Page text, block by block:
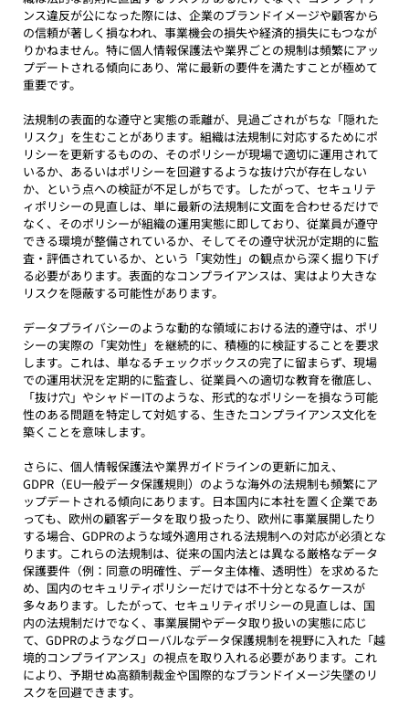
ンス違反が公になった際には、企業のブランドイメージや顧客から
の信頼が著しく損なわれ、事業機会の損失や経済的損失にもつなが
りかねません。特に個人情報保護法や業界ごとの規制は頻繁にアッ
プデートされる傾向にあり、常に最新の要件を満たすことが極めて
重要です。
法規制の表面的な遵守と実態の乖離が、見過ごされがちな「隠れた
リスク」を生むことがあります。組織は法規制に対応するためにポ
リシーを更新するものの、そのポリシーが現場で適切に運用されて
いるか、あるいはポリシーを回避するような抜け穴が存在しない
か、という点への検証が不足しがちです。したがって、セキュリテ
ィポリシーの見直しは、単に最新の法規制に文面を合わせるだけで
なく、そのポリシーが組織の運用実態に即しており、従業員が遵守
できる環境が整備されているか、そしてその遵守状況が定期的に監
査・評価されているか、という「実効性」の観点から深く掘り下げ
る必要があります。表面的なコンプライアンスは、実はより大きな
リスクを隠蔽する可能性があります。
データプライバシーのような動的な領域における法的遵守は、ポリ
シーの実際の「実効性」を継続的に、積極的に検証することを要求
します。これは、単なるチェックボックスの完了に留まらず、現場
での運用状況を定期的に監査し、従業員への適切な教育を徹底し、
「抜け穴」やシャドーITのような、形式的なポリシーを損なう可能
性のある問題を特定して対処する、生きたコンプライアンス文化を
築くことを意味します。
さらに、個人情報保護法や業界ガイドラインの更新に加え、
GDPR（EU一般データ保護規則）のような海外の法規制も頻繁にア
ップデートされる傾向にあります。日本国内に本社を置く企業であ
っても、欧州の顧客データを取り扱ったり、欧州に事業展開したり
する場合、GDPRのような域外適用される法規制への対応が必須とな
ります。これらの法規制は、従来の国内法とは異なる厳格なデータ
保護要件（例：同意の明確性、データ主体権、透明性）を求めるた
め、国内のセキュリティポリシーだけでは不十分となるケースが
多々あります。したがって、セキュリティポリシーの見直しは、国
内の法規制だけでなく、事業展開やデータ取り扱いの実態に応じ
て、GDPRのようなグローバルなデータ保護規制を視野に入れた「越
境的コンプライアンス」の視点を取り入れる必要があります。これ
により、予期せぬ高額制裁金や国際的なブランドイメージ失墜のリ
スクを回避できます。